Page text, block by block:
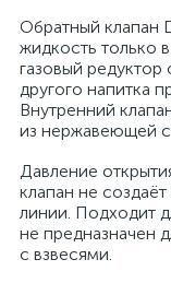
Обратный клапан
жидкость только
газовый редуктор
другого напитка
Внутренний
из нержавеющей
Давление
клапан не
линии. Подходит
не предназначен
с взвесями.